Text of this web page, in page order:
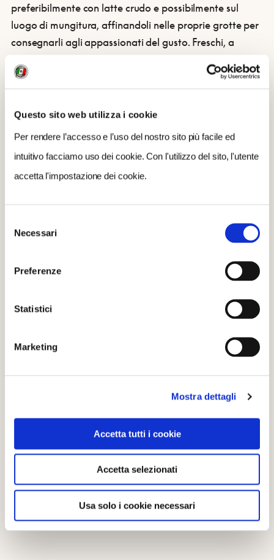
Questo sito web utilizza i cookie
Per rendere l’accesso e l’uso del nostro sito più facile ed
intuitivo facciamo uso dei cookie. Con l'utilizzo del sito, l'utente
accetta l'impostazione dei cookie.
delNecessari
Preferenze
Statistici
Marketing
Mostra dettagli
Accetta tutti i cookie
Accetta selezionati
Usa solo i cookie necessari
preferibilmente con latte crudo e possibilmente sul
luogo di mungitura, affinandoli nelle proprie grotte per
consegnarli agli appassionati del gusto. Freschi, a
media stagionatura, erborinati, dal mondo: dopo la
selezione, la stagionatura e l’affinamento, l’opera di
preparazione, che permette ai formaggi di giungere nel
Leggi la storia di Carlo e della Guffanti !
PER INFO E ORDINARE I PRODOTTI:Shop online/
info@guffantiformaggi.com / 0322242038 /
CONDIVIDI
Scopri di più suArona(NO)